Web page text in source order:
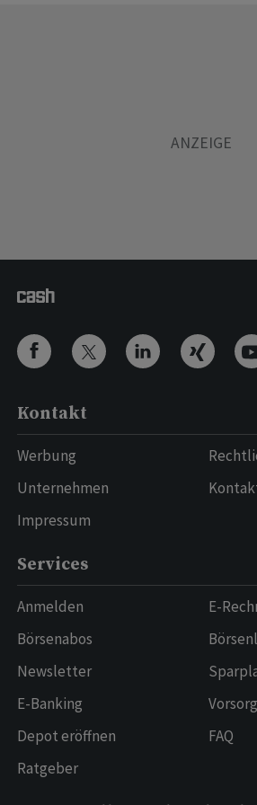
Kontakt
Werbung
Unternehmen
Impressum
Services
Anmelden
Börsenabos
Newsletter
E-Banking
Depot eröffnen
Ratgeber
E-
FAQ